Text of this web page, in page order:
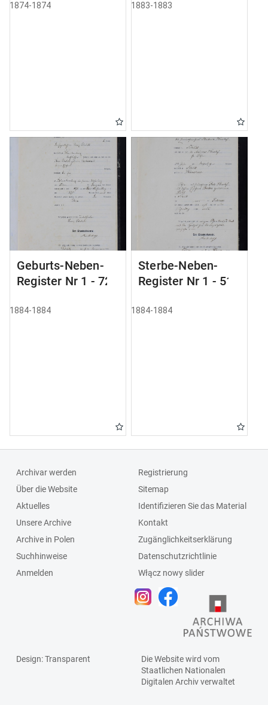
1874-1874 1883-1883
Geburts-Neben-
Register Nr 1 - 72
1884-1884
Sterbe-Neben-
Register Nr 1 - 51
1884-1884
Archivar werden
Über die Website
Aktuelles
Unsere Archive
Archive in Polen
Suchhinweise
Anmelden
Registrierung
Sitemap
Identifizieren Sie das Material
Kontakt
Zugänglichkeitserklärung
Datenschutzrichtlinie
Włącz nowy slider
Design: Transparent
Die Website wird vom
Staatlichen Nationalen
Digitalen Archivverwaltet